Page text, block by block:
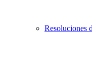
Resoluciones